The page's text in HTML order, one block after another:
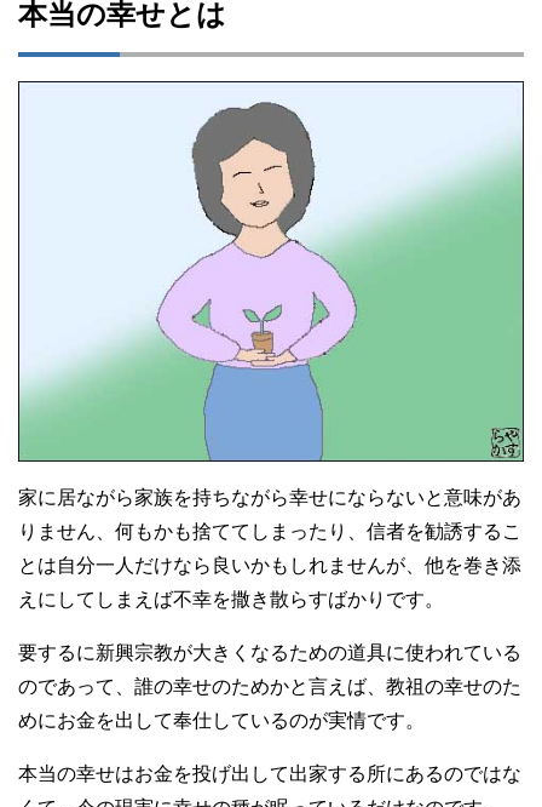
本当の幸せとは
家に居ながら家族を持ちながら幸せにならないと意味があ
りません、何もかも捨ててしまったり、信者を勧誘するこ
とは自分一人だけなら良いかもしれませんが、他を巻き添
えにしてしまえば不幸を撒き散らすばかりです。
要するに新興宗教が大きくなるための道具に使われている
のであって、誰の幸せのためかと言えば、教祖の幸せのた
めにお金を出して奉仕しているのが実情です。
本当の幸せはお金を投げ出して出家する所にあるのではな